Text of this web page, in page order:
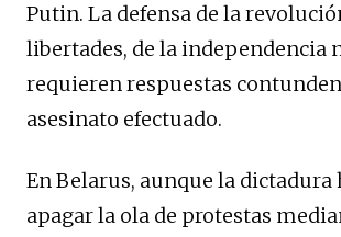
Putin. La defensa de la
libertades, de la independencia
requieren respuestas
asesinato efectuado.
En Belarus, aunque la dictadura
apagar la ola de protestas